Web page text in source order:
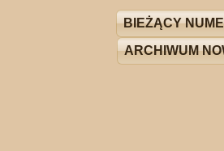
BIEŻĄCY
ARCHIWUM